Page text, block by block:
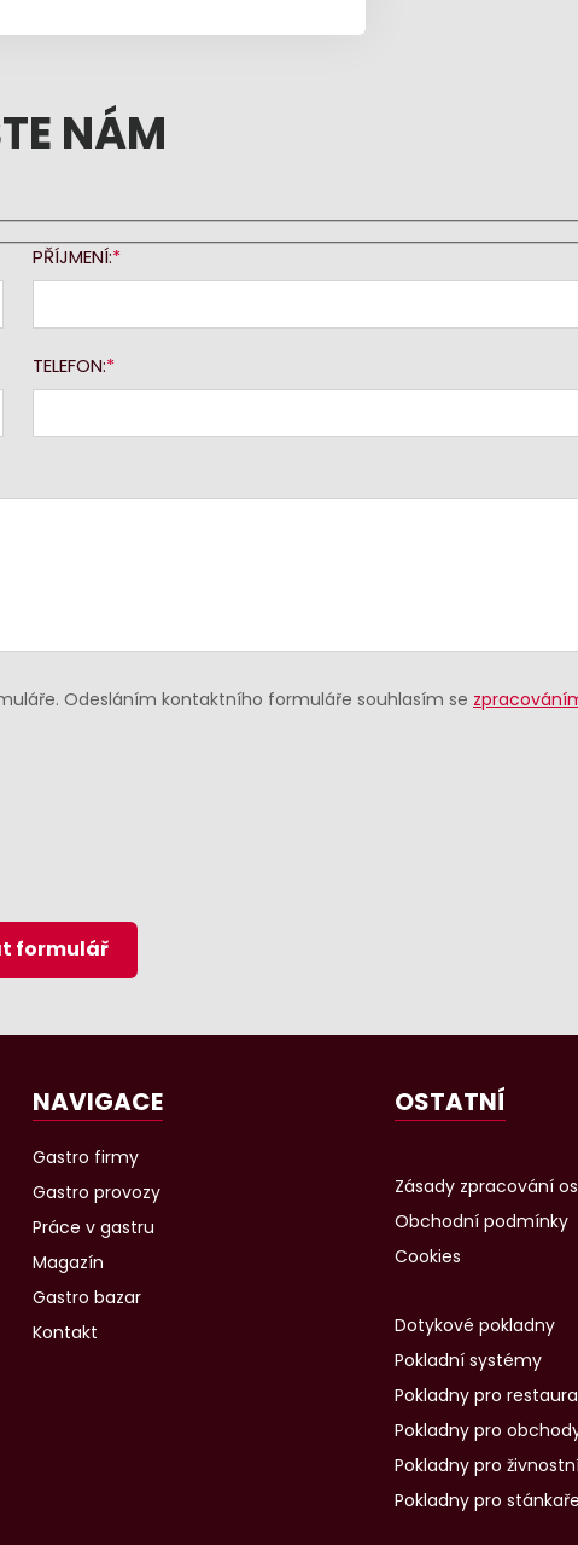
NÁM
PŘÍJMENÍ:
TELEFON:
Odesláním kontaktního formuláře souhlasím se
formulář
NAVIGACE
Gastro firmy
Gastro provozy
Práce v gastru
Magazín
Gastro bazar
Kontakt
OSTATNÍ
Zásady zpracování
Obchodní podmínky
Cookies
Dotykové pokladny
Pokladní systémy
Pokladny pro
Pokladny pro
Pokladny pro
Pokladny pro stánkaře